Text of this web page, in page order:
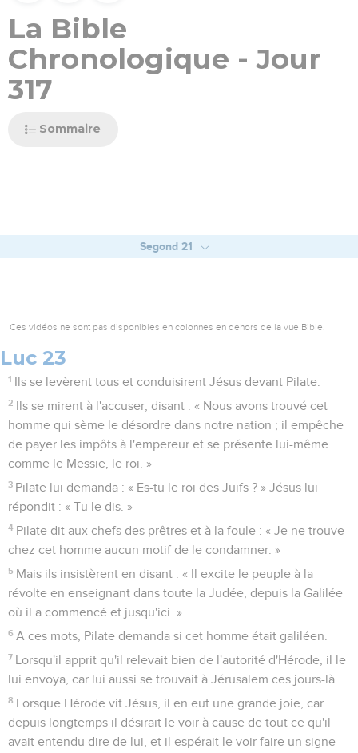
La Bible
Chronologique - Jour
317
Sommaire
Segond 21
Ces vidéos ne sont pas disponibles en colonnes en dehors de la vue Bible.
Luc 23
1 Ils se levèrent tous et conduisirent Jésus devant Pilate.
2 Ils se mirent à l'accuser, disant : « Nous avons trouvé cet
homme qui sème le désordre dans notre nation ; il empêche
de payer les impôts à l'empereur et se présente lui-même
comme le Messie, le roi. »
3 Pilate lui demanda : « Es-tu le roi des Juifs ? » Jésus lui
répondit : « Tu le dis. »
4 Pilate dit aux chefs des prêtres et à la foule : « Je ne trouve
chez cet homme aucun motif de le condamner. »
5 Mais ils insistèrent en disant : « Il excite le peuple à la
révolte en enseignant dans toute la Judée, depuis la Galilée
où il a commencé et jusqu'ici. »
6 A ces mots, Pilate demanda si cet homme était galiléen.
7 Lorsqu'il apprit qu'il relevait bien de l'autorité d'Hérode, il le
lui envoya, car lui aussi se trouvait à Jérusalem ces jours-là.
8 Lorsque Hérode vit Jésus, il en eut une grande joie, car
depuis longtemps il désirait le voir à cause de tout ce qu'il
avait entendu dire de lui, et il espérait le voir faire un signe